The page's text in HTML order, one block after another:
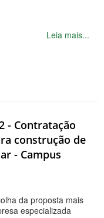
Leia mais...
- Contratação
construção de
- Campus
da proposta mais
especializada